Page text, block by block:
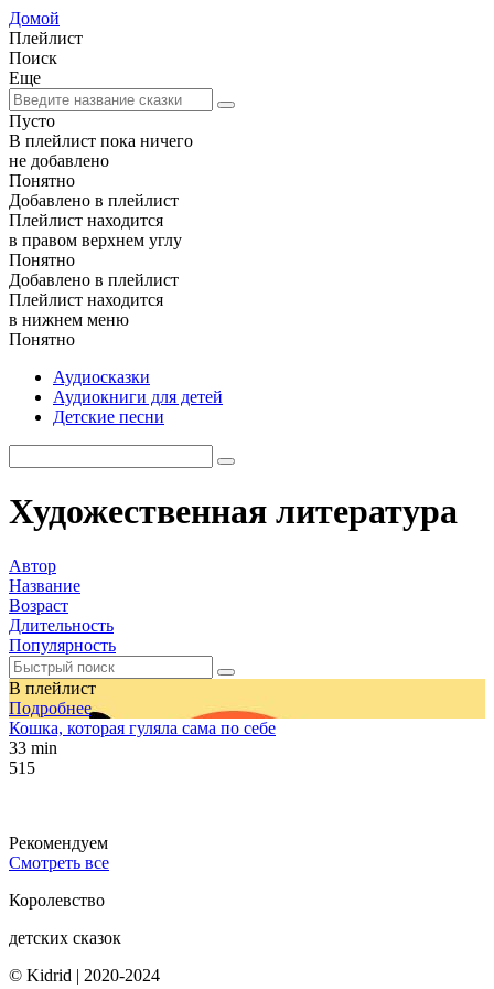
Домой
Плейлист
Поиск
Еще
Пусто
В плейлист пока ничего
не добавлено
Понятно
Добавлено в плейлист
Плейлист находится
в правом верхнем углу
Понятно
Добавлено в плейлист
Плейлист находится
в нижнем меню
Понятно
Аудиосказки
Аудиокниги для детей
Детские песни
Художественная литература
Автор
Название
Возраст
Длительность
Популярность
В плейлист
Подробнее
Кошка, которая гуляла сама по себе
33 min
515
Рекомендуем
Смотреть все
Королевство
детских сказок
© Kidrid | 2020-2024